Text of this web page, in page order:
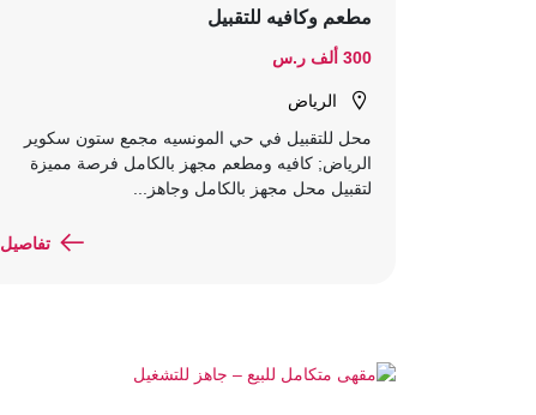
مطعم وكافيه للتقبيل
300 ألف ر.س
الرياض
محل للتقبيل في حي المونسيه مجمع ستون سكوير
الرياض; كافيه ومطعم مجهز بالكامل فرصة مميزة
لتقبيل محل مجهز بالكامل وجاهز...
تفاصيل